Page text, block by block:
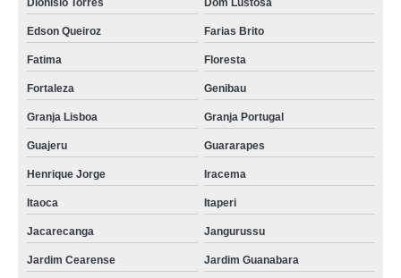
empresa de velório em funeral Vila União
empresa que faz velórios perto de mim Centro de Fortaleza
velório fechado Castelao
empresa de velório serviço São Luís do Curu
velórios perto de mim contratar Meireles
velório em funeral contratar Serrinha
empresa de velório particular Autran Nunes
empresa que faz velório serviço Pacajus
velório de criança contratar Seis Bocas
Dionísio Torres Dom Lustosa
Edson Queiroz Farias Brito
Fatima Floresta
Fortaleza Genibau
Granja Lisboa Granja Portugal
Guajeru Guararapes
Henrique Jorge Iracema
Itaoca Itaperi
Jacarecanga Jangurussu
Jardim Cearense Jardim Guanabara